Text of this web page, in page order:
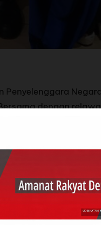
dengan
Pemilu
selamat
dalam hitung
Soni dan Dimyati
di Banten , ujar
RASO ) pro